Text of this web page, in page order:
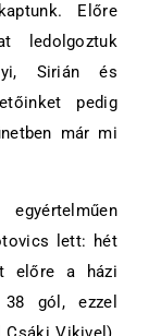
Előre
ledolgoztuk
Sirián és
pedig
már mi
lett: hét
előre a házi
gól, ezzel